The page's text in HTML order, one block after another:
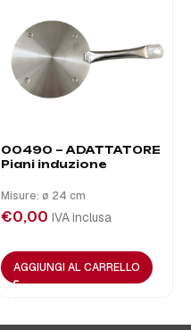
00490 – ADATTATORE
Piani induzione
Misure: ø 24 cm
€0,00 IVA inclusa
AGGIUNGI AL CARRELLO